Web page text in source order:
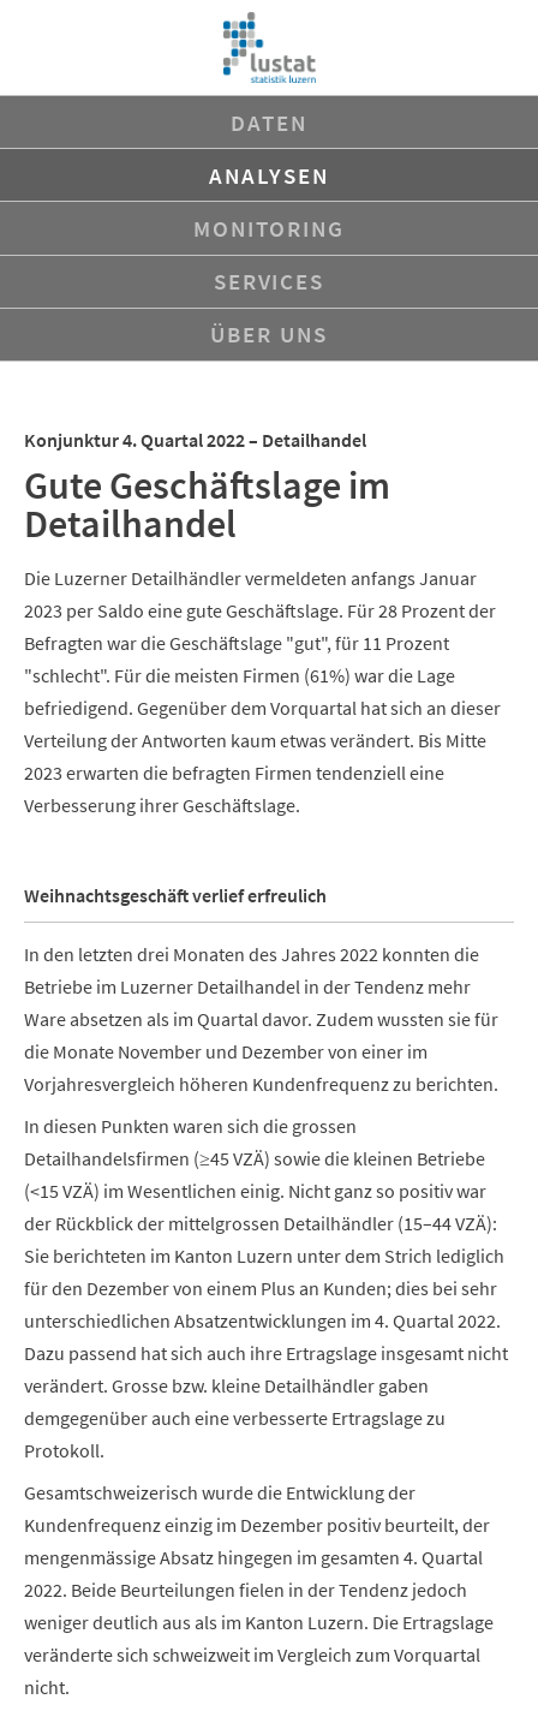
DATEN
ANALYSEN
MONITORING
SERVICES
ÜBER UNS
Konjunktur 4. Quartal 2022 – Detailhandel
Gute Geschäftslage im
Detailhandel
Die Luzerner Detailhändler vermeldeten anfangs Januar
2023 per Saldo eine gute Geschäftslage. Für 28 Prozent der
Befragten war die Geschäftslage "gut", für 11 Prozent
"schlecht". Für die meisten Firmen (61%) war die Lage
befriedigend. Gegenüber dem Vorquartal hat sich an dieser
Verteilung der Antworten kaum etwas verändert. Bis Mitte
2023 erwarten die befragten Firmen tendenziell eine
Verbesserung ihrer Geschäftslage.
Weihnachtsgeschäft verlief erfreulich
In den letzten drei Monaten des Jahres 2022 konnten die
Betriebe im Luzerner Detailhandel in der Tendenz mehr
Ware absetzen als im Quartal davor. Zudem wussten sie für
die Monate November und Dezember von einer im
Vorjahresvergleich höheren Kundenfrequenz zu berichten.
In diesen Punkten waren sich die grossen
Detailhandelsfirmen (≥45 VZÄ) sowie die kleinen Betriebe
(<15 VZÄ) im Wesentlichen einig. Nicht ganz so positiv war
der Rückblick der mittelgrossen Detailhändler (15–44 VZÄ):
Sie berichteten im Kanton Luzern unter dem Strich lediglich
für den Dezember von einem Plus an Kunden; dies bei sehr
unterschiedlichen Absatzentwicklungen im 4. Quartal 2022.
Dazu passend hat sich auch ihre Ertragslage insgesamt nicht
verändert. Grosse bzw. kleine Detailhändler gaben
demgegenüber auch eine verbesserte Ertragslage zu
Protokoll.
Gesamtschweizerisch wurde die Entwicklung der
Kundenfrequenz einzig im Dezember positiv beurteilt, der
mengenmässige Absatz hingegen im gesamten 4. Quartal
2022. Beide Beurteilungen fielen in der Tendenz jedoch
weniger deutlich aus als im Kanton Luzern. Die Ertragslage
veränderte sich schweizweit im Vergleich zum Vorquartal
nicht.